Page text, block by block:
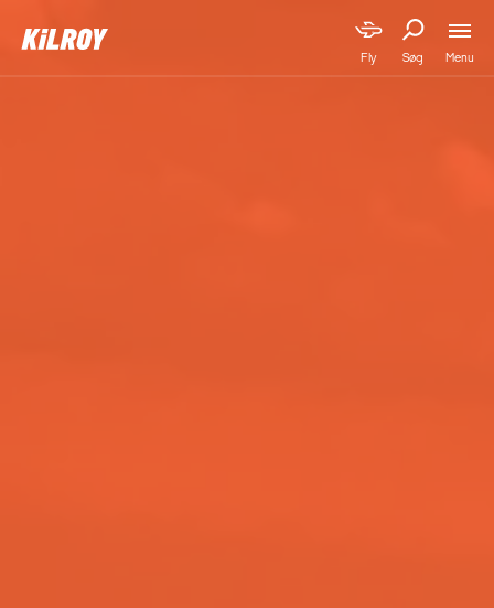
Fly Søg Menu